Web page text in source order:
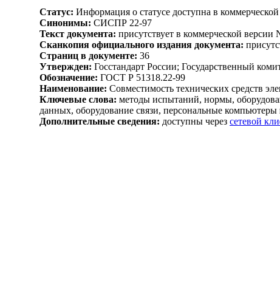
Статус: Информация о статусе доступна в
Синонимы: СИСПР 22-97
Текст документа: присутствует в коммерческой версии
Сканкопия официального издания документа:
Страниц в документе: 36
Утвержден: Госстандарт России; Государственный
Обозначение: ГОСТ Р 51318.22-99
Наименование: Совместимость технических средств
Ключевые слова: методы испытаний, нормы,
данных, оборудование связи, персональные
Дополнительные сведения: доступны через сетевой